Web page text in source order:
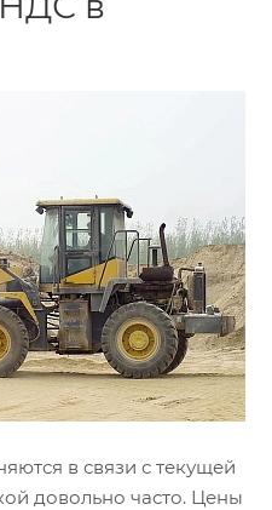
в связи с текущей
довольно часто. Цены